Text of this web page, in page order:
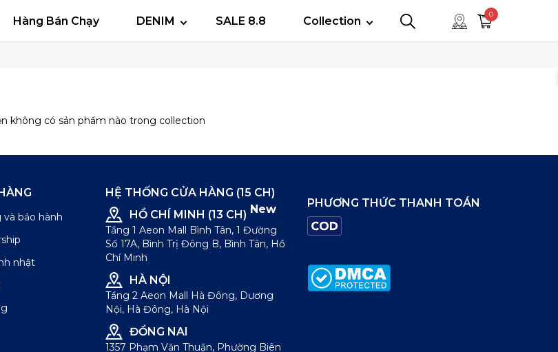
Hàng Bán Chạy DENIM SALE 8.8 Collection
0
không có sản phẩm nào trong collection
và bảo hành
nhật
HỆ THỐNG CỬA HÀNG (15 CH)
HỒ CHÍ MINH (13 CH) New
Tầng 1 Aeon Mall Bình Tân, 1 Đường
Số 17A, Bình Trị Đông B, Bình Tân, Hồ
Chí Minh
HÀ NỘI
Tầng 2 Aeon Mall Hà Đông, Dương
Nội, Hà Đông, Hà Nội
ĐỒNG NAI
1357 Phạm Văn Thuận, Phường Biên
PHƯƠNG THỨC THANH TOÁN